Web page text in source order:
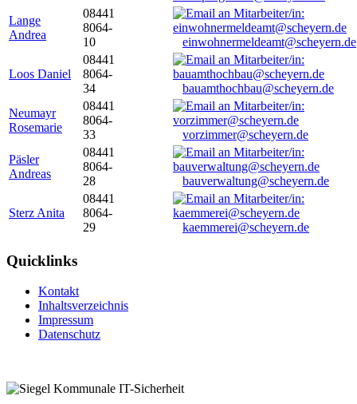
Lange
Andrea
08441
8064-
10
einwohnermeldeamt@scheyern.de
Loos Daniel
08441
8064-
34
bauamthochbau@scheyern.de
Neumayr
Rosemarie
08441
8064-
33
vorzimmer@scheyern.de
Päsler
Andreas
08441
8064-
28
bauverwaltung@scheyern.de
Sterz Anita
08441
8064-
29
kaemmerei@scheyern.de
Quicklinks
Kontakt
Inhaltsverzeichnis
Impressum
Datenschutz